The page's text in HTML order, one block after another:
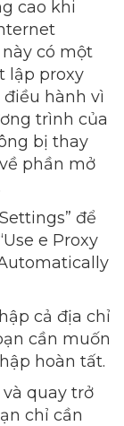
cao khi
có một
lập proxy
hành vì
trình của
bị thay
phần mở
để
e Proxy
cả địa chỉ
cần muốn
hoàn tất.
quay trở
chỉ cần